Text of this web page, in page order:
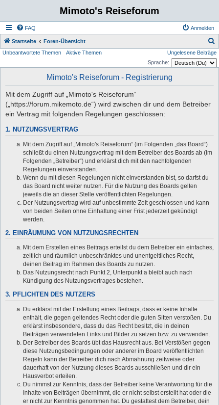
Mimoto's Reiseforum
FAQ Anmelden
Startseite Foren-Übersicht
u
Unbeantwortete Themen Aktive Themen
Ungelesene Beiträge
Sprache:
Mimoto's Reiseforum - Registrierung
Mit dem Zugriff auf „Mimoto's Reiseforum“
(„https://forum.mikemoto.de“) wird zwischen dir und dem Betreiber
ein Vertrag mit folgenden Regelungen geschlossen:
1. NUTZUNGSVERTRAG
Mit dem Zugriff auf „Mimoto's Reiseforum“ (im Folgenden „das Board“)
schließt du einen Nutzungsvertrag mit dem Betreiber des Boards ab (im
Folgenden „Betreiber“) und erklärst dich mit den nachfolgenden
Regelungen einverstanden.
Wenn du mit diesen Regelungen nicht einverstanden bist, so darfst du
das Board nicht weiter nutzen. Für die Nutzung des Boards gelten
jeweils die an dieser Stelle veröffentlichten Regelungen.
Der Nutzungsvertrag wird auf unbestimmte Zeit geschlossen und kann
von beiden Seiten ohne Einhaltung einer Frist jederzeit gekündigt
werden.
2. EINRÄUMUNG VON NUTZUNGSRECHTEN
Mit dem Erstellen eines Beitrags erteilst du dem Betreiber ein einfaches,
zeitlich und räumlich unbeschränktes und unentgeltliches Recht,
deinen Beitrag im Rahmen des Boards zu nutzen.
Das Nutzungsrecht nach Punkt 2, Unterpunkt a bleibt auch nach
Kündigung des Nutzungsvertrages bestehen.
3. PFLICHTEN DES NUTZERS
Du erklärst mit der Erstellung eines Beitrags, dass er keine Inhalte
enthält, die gegen geltendes Recht oder die guten Sitten verstoßen. Du
erklärst insbesondere, dass du das Recht besitzt, die in deinen
Beiträgen verwendeten Links und Bilder zu setzen bzw. zu verwenden.
Der Betreiber des Boards übt das Hausrecht aus. Bei Verstößen gegen
diese Nutzungsbedingungen oder anderer im Board veröffentlichten
Regeln kann der Betreiber dich nach Abmahnung zeitweise oder
dauerhaft von der Nutzung dieses Boards ausschließen und dir ein
Hausverbot erteilen.
Du nimmst zur Kenntnis, dass der Betreiber keine Verantwortung für die
Inhalte von Beiträgen übernimmt, die er nicht selbst erstellt hat oder die
er nicht zur Kenntnis genommen hat. Du gestattest dem Betreiber, dein